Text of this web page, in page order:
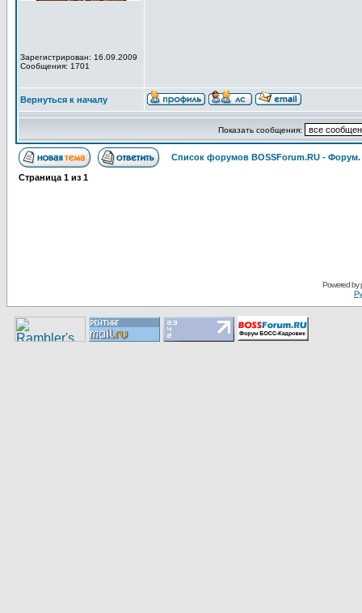
Зарегистрирован: 16.09.2009
Сообщения: 1701
Вернуться к началу
Показать сообщения:
Список форумов BOSSForum.RU -
Страница 1 из 1
Pоwerеd by